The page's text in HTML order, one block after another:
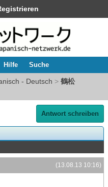
Hilfe Suche
- Deutsch > 鶴松
Antwort schreiben
(13.08.13 10:16)